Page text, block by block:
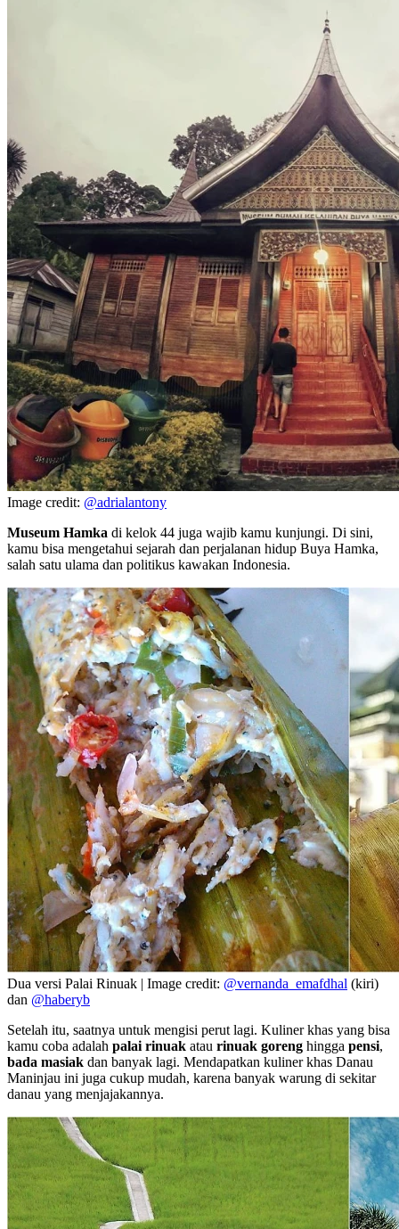
Image credit: @adrialantony
Museum Hamka di kelok 44 juga wajib kamu kunjungi. Di sini,
kamu bisa mengetahui sejarah dan perjalanan hidup Buya Hamka,
salah satu ulama dan politikus kawakan Indonesia.
Dua versi Palai Rinuak | Image credit: @vernanda_emafdhal (kiri)
dan @haberyb
Setelah itu, saatnya untuk mengisi perut lagi. Kuliner khas yang bisa
kamu coba adalah palai rinuak atau rinuak goreng hingga pensi,
bada masiak dan banyak lagi. Mendapatkan kuliner khas Danau
Maninjau ini juga cukup mudah, karena banyak warung di sekitar
danau yang menjajakannya.